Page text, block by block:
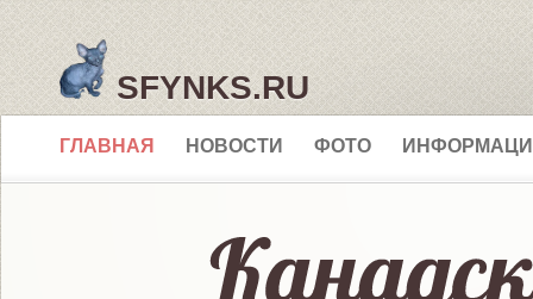
SFYNKS.RU
ГЛАВНАЯ НОВОСТИ ФОТО